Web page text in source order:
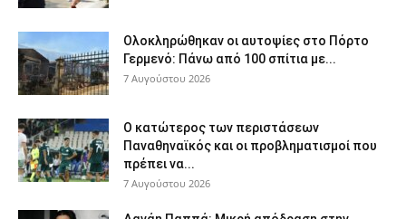
Ολοκληρώθηκαν οι αυτοψίες στο Πόρτο
Γερμενό: Πάνω από 100 σπίτια με...
7 Αυγούστου 2026
Ο κατώτερος των περιστάσεων
Παναθηναϊκός και οι προβληματισμοί που
πρέπει να...
7 Αυγούστου 2026